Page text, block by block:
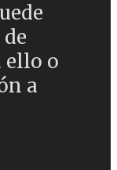
ello o
a